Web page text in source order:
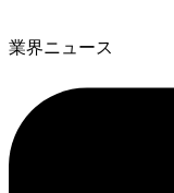
業界ニュース